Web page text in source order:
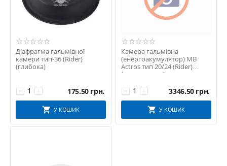
Діафрагма гальмівної
камери тип-36 (Rider)
(глибока)
+
− 175.50 грн.
У КОШИК
Камера гальмівна
(енергоакумулятор) MB
Actros тип 20/24 (Rider)
(диск. гальма)
+
− 3346.50 грн.
У КОШИК